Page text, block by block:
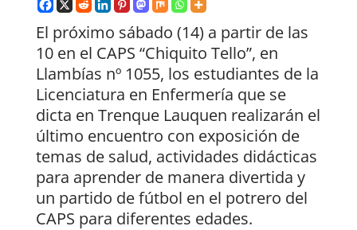
El próximo sábado (14) a partir de las
10 en el CAPS “Chiquito Tello”, en
Llambías nº 1055, los estudiantes de la
Licenciatura en Enfermería que se
dicta en Trenque Lauquen realizarán el
último encuentro con exposición de
temas de salud, actividades didácticas
para aprender de manera divertida y
un partido de fútbol en el potrero del
CAPS para diferentes edades.